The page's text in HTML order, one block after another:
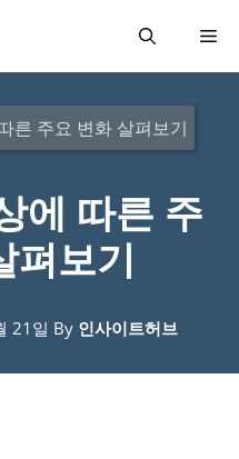
메
른 주요 변화 살펴보기
에 따른 주
펴보기
21일 By 인사이트허브